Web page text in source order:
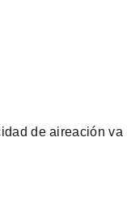
de aireación va